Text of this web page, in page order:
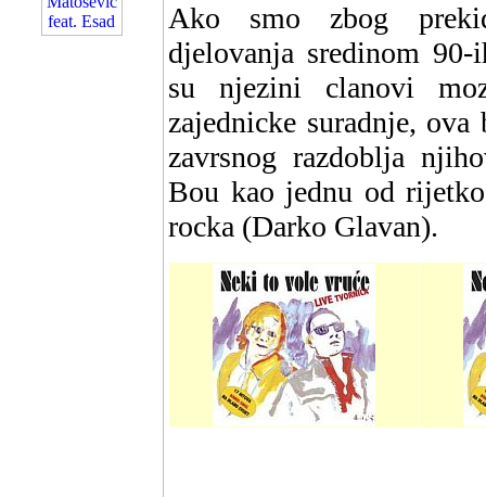
Ako smo zbog
djelovanja sredinom
su njezini clanovi
zajednicke suradnje,
zavrsnog razdoblja
Bou kao jednu od
rocka (Darko Glavan).